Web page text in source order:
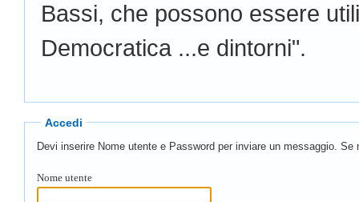
Bassi, che possono essere
Democratica ...e dintorni".
Accedi
Devi inserire Nome utente e Password per inviare un messaggio.
Nome utente